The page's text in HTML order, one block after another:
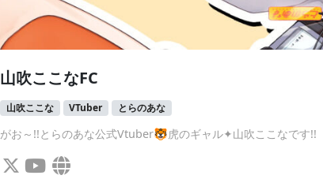
山吹ここなFC
山吹ここな VTuber とらのあな
がお～!!とらのあな公式Vtuber🐯虎のギャル✦山吹ここなです!!